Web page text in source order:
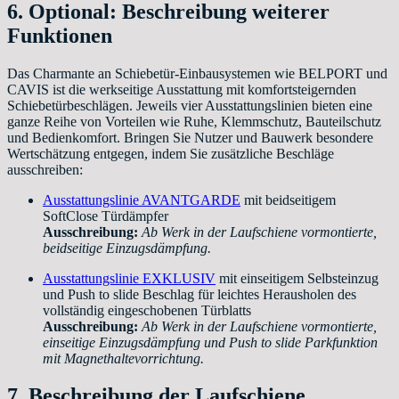
6. Optional: Beschreibung weiterer
Funktionen
Das Charmante an Schiebetür-Einbausystemen wie BELPORT und
CAVIS ist die werkseitige Ausstattung mit komfortsteigernden
Schiebetürbeschlägen. Jeweils vier Ausstattungslinien bieten eine
ganze Reihe von Vorteilen wie Ruhe, Klemmschutz, Bauteilschutz
und Bedienkomfort. Bringen Sie Nutzer und Bauwerk besondere
Wertschätzung entgegen, indem Sie zusätzliche Beschläge
ausschreiben:
Ausstattungslinie AVANTGARDE mit beidseitigem
SoftClose Türdämpfer
Ausschreibung: Ab Werk in der Laufschiene vormontierte,
beidseitige Einzugsdämpfung.
Ausstattungslinie EXKLUSIV mit einseitigem Selbsteinzug
und Push to slide Beschlag für leichtes Herausholen des
vollständig eingeschobenen Türblatts
Ausschreibung: Ab Werk in der Laufschiene vormontierte,
einseitige Einzugsdämpfung und Push to slide Parkfunktion
mit Magnethaltevorrichtung.